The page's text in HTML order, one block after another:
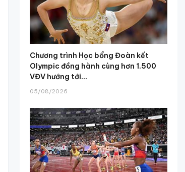
Chương trình Học bổng Đoàn kết
Olympic đồng hành cùng hơn 1.500
VĐV hướng tới...
05/08/2026